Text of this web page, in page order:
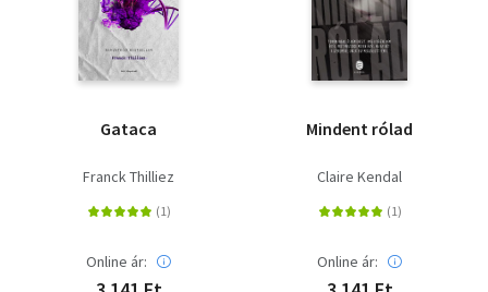
Gataca
Franck Thilliez
Online ár:
Mindent rólad
Claire Kendal
Online ár: